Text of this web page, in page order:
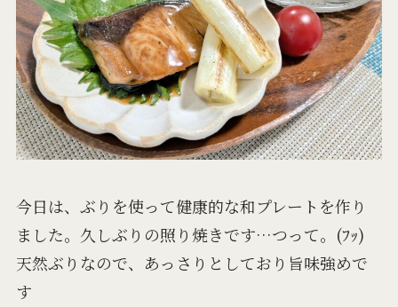
今日は、ぶりを使って健康的な和プレートを作り
ました。久しぶりの照り焼きです…つって。(ﾌｯ)
天然ぶりなので、あっさりとしており旨味強めで
す